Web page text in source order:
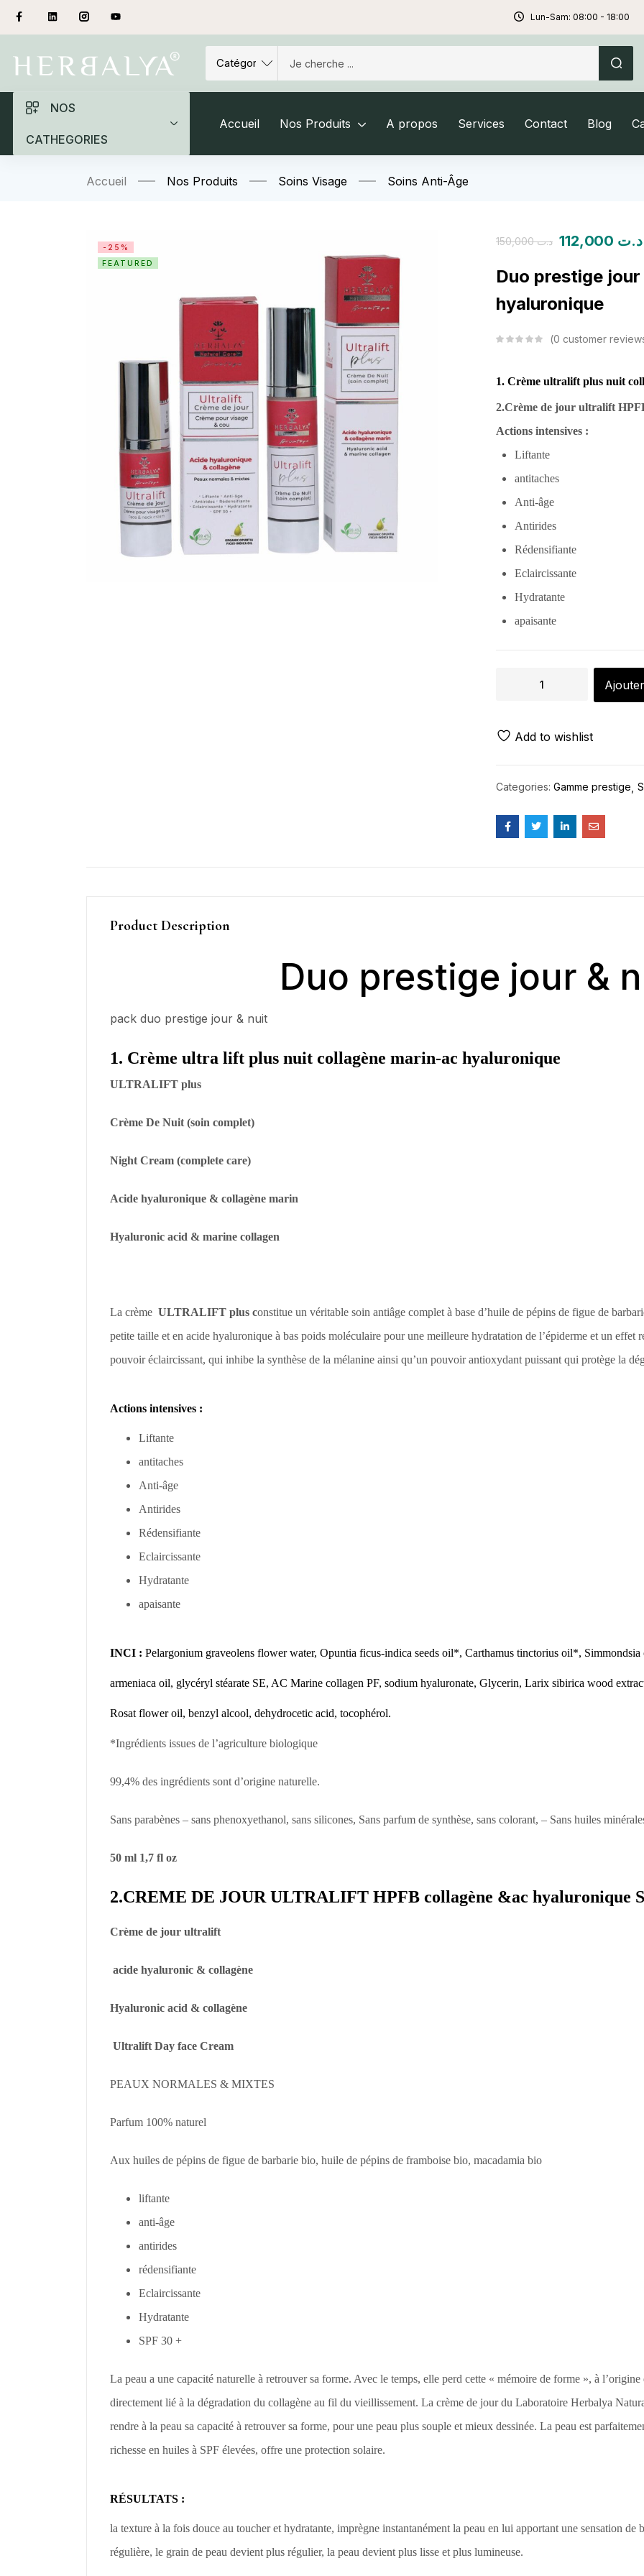
Lun-Sam: 08:00 - 18:00
NOS
CATHEGORIES
Accueil Nos Produits A propos Services Contact Blog
Accueil Nos Produits Soins Visage Soins Anti-Âge
-25%
FEATURED
د.ت150,000 د.ت
Duo prestige
hyaluronique
0 customer
1. Crème ultralift plus nuit
2.Crème de jour ultralift
Actions intensives :
Liftante
antitaches
Anti-âge
Antirides
Rédensifiante
Eclaircissante
Hydratante
apaisante
Add to wishlist
Categories: Gamme prestige
Product Description
Duo prestige jour &
pack duo prestige jour & nuit
1. Crème ultra lift plus nuit collagène marin-ac hyaluronique
ULTRALIFT plus
Crème De Nuit (soin complet)
Night Cream (complete care)
Acide hyaluronique & collagène marin
Hyaluronic acid & marine collagen
La crème ULTRALIFT plus constitue un véritable soin antiâge complet à base d’huile de pépins de figue de
petite taille et en acide hyaluronique à bas poids moléculaire pour une meilleure hydratation de l’épiderme et un effet
pouvoir éclaircissant, qui inhibe la synthèse de la mélanine ainsi qu’un pouvoir antioxydant puissant qui protège la
Actions intensives :
Liftante
antitaches
Anti-âge
Antirides
Rédensifiante
Eclaircissante
Hydratante
apaisante
INCI : Pelargonium graveolens flower water, Opuntia ficus-indica seeds oil*, Carthamus tinctorius oil*,
armeniaca oil, glycéryl stéarate SE, AC Marine collagen PF, sodium hyaluronate, Glycerin, Larix sibirica wood
Rosat flower oil, benzyl alcool, dehydrocetic acid, tocophérol.
*Ingrédients issues de l’agriculture biologique
99,4% des ingrédients sont d’origine naturelle.
Sans parabènes – sans phenoxyethanol, sans silicones, Sans parfum de synthèse, sans colorant, – Sans huiles
50 ml 1,7 fl oz
2.CREME DE JOUR ULTRALIFT HPFB collagène &ac hyaluronique
Crème de jour ultralift
acide hyaluronic & collagène
Hyaluronic acid & collagène
Ultralift Day face Cream
PEAUX NORMALES & MIXTES
Parfum 100% naturel
Aux huiles de pépins de figue de barbarie bio, huile de pépins de framboise bio, macadamia bio
liftante
anti-âge
antirides
rédensifiante
Eclaircissante
Hydratante
SPF 30 +
La peau a une capacité naturelle à retrouver sa forme. Avec le temps, elle perd cette « mémoire de forme », à
directement lié à la dégradation du collagène au fil du vieillissement. La crème de jour du Laboratoire Herbalya
rendre à la peau sa capacité à retrouver sa forme, pour une peau plus souple et mieux dessinée. La peau est
richesse en huiles à SPF élevées, offre une protection solaire.
RÉSULTATS :
la texture à la fois douce au toucher et hydratante, imprègne instantanément la peau en lui apportant une sensation
régulière, le grain de peau devient plus régulier, la peau devient plus lisse et plus lumineuse.